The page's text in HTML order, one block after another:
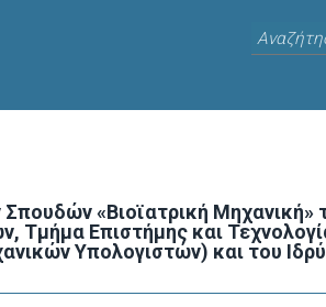
«Βιοϊατρική Μηχανική»
Τμήμα Επιστήμης και
Υπολογιστών) και του